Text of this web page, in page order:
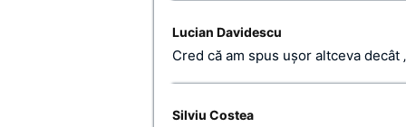
Lucian Davidescu
Cred că am spus uşor altceva decât
Silviu Costea